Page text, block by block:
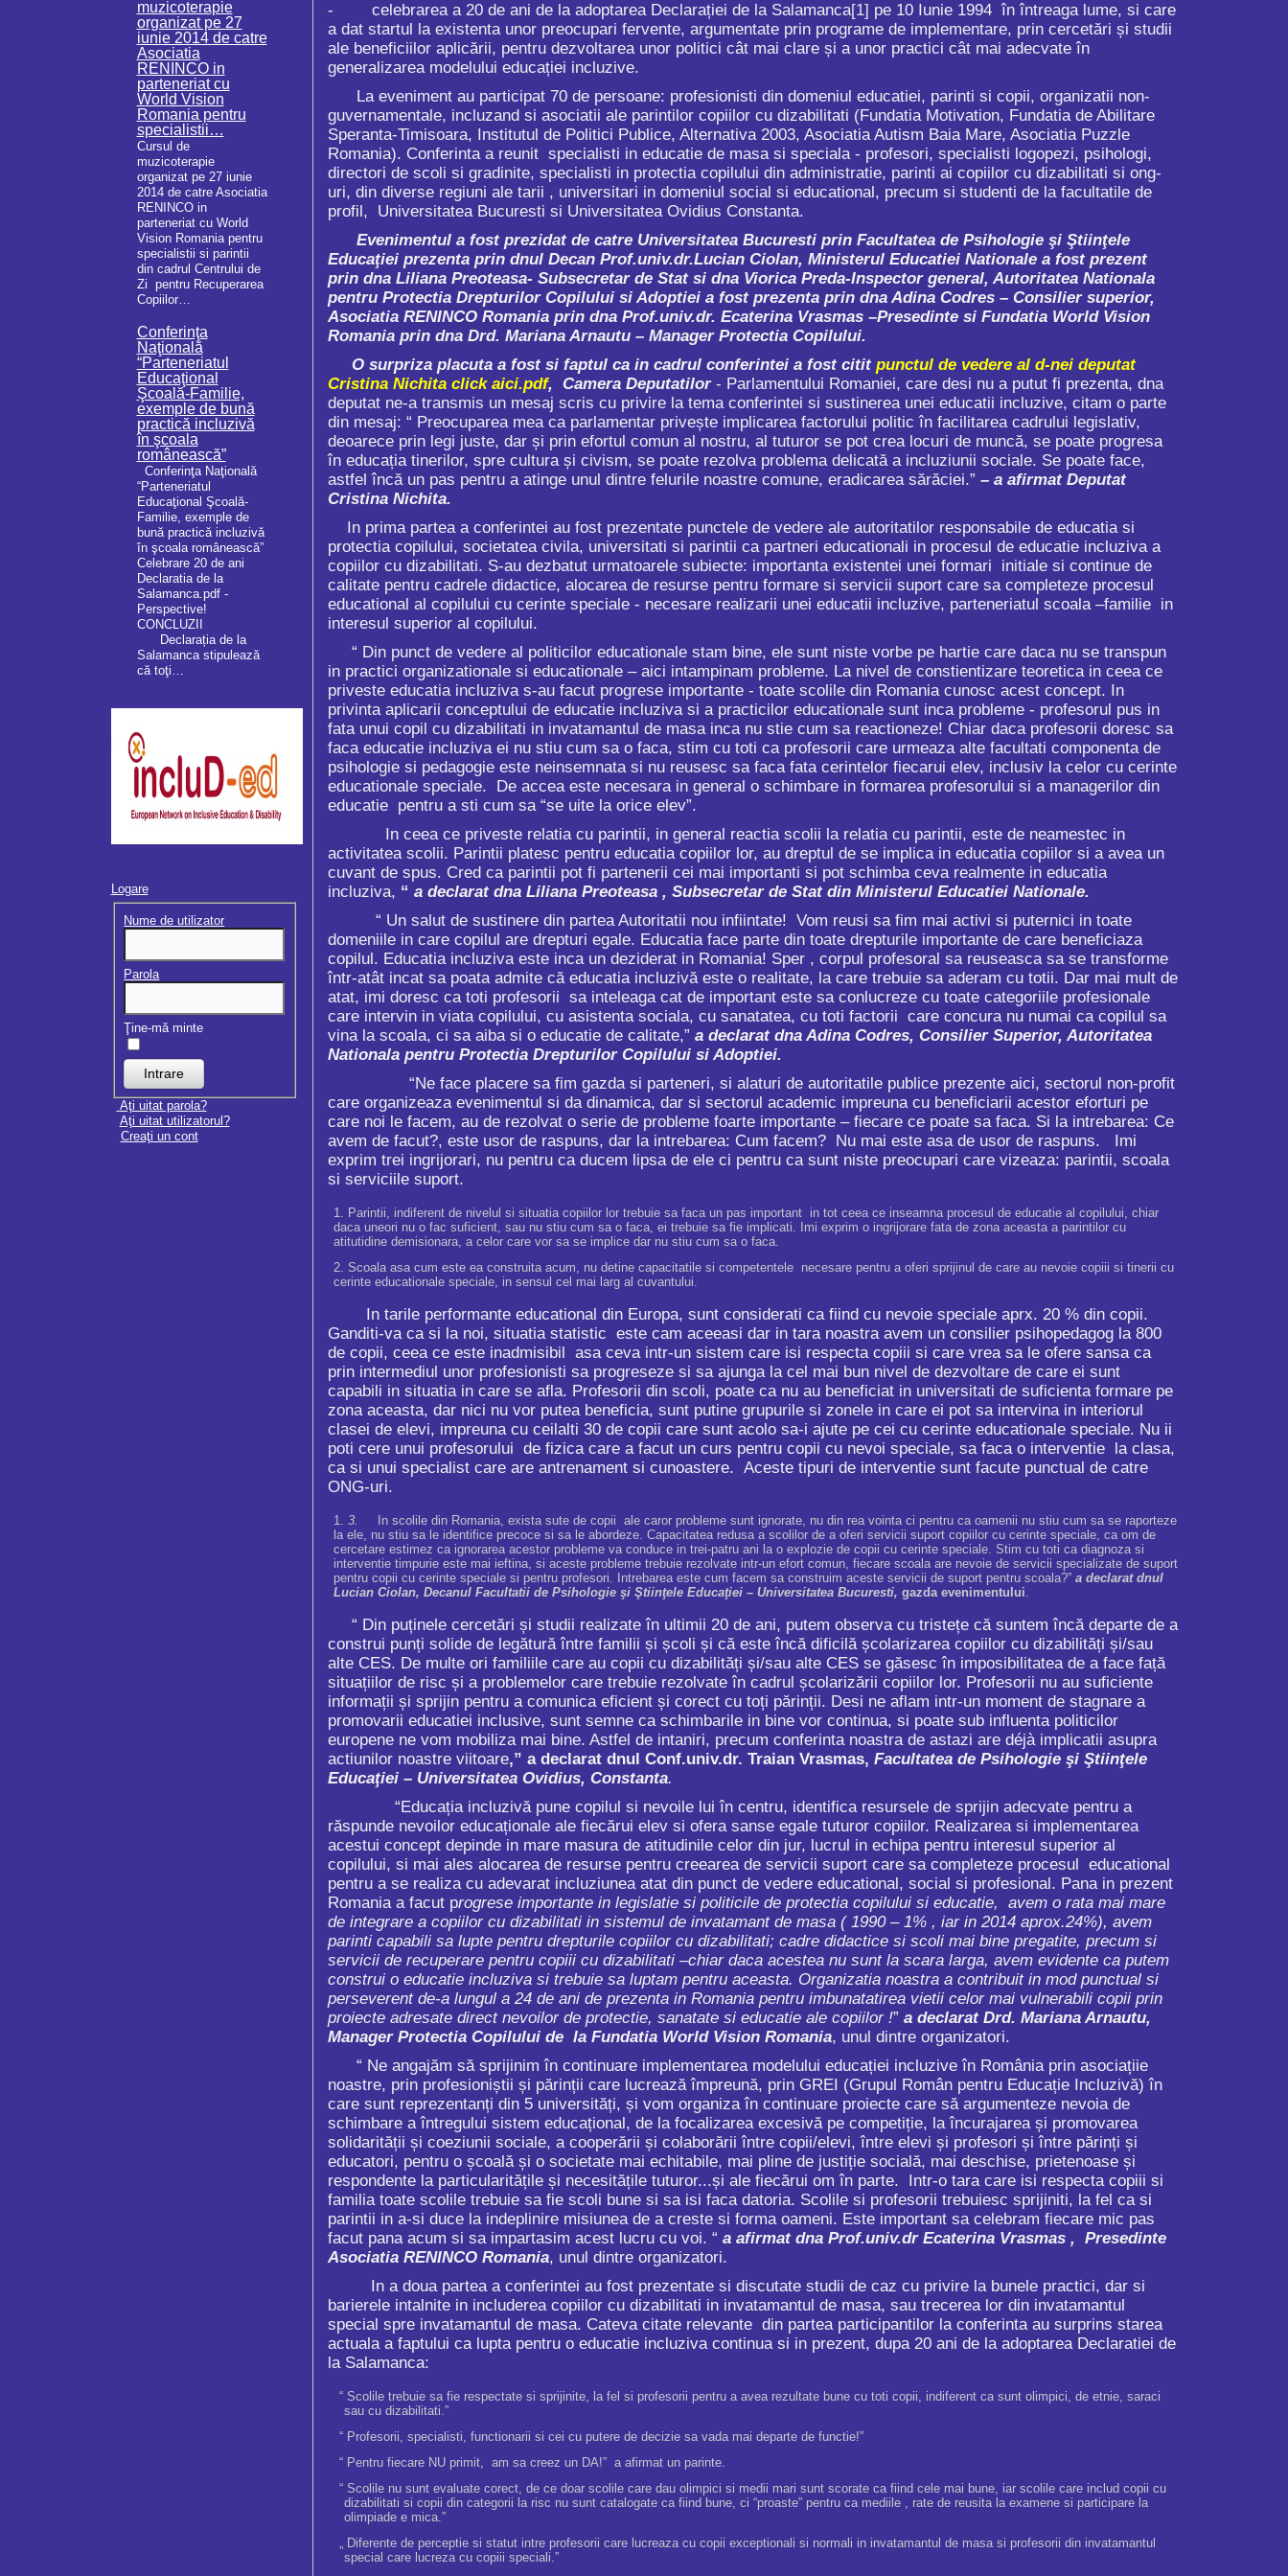
muzicoterapie
organizat pe 27
iunie 2014 de catre
Asociatia
RENINCO in
parteneriat cu
World Vision
Romania pentru
specialistii…
Cursul de
muzicoterapie
organizat pe 27 iunie
2014 de catre Asociatia
RENINCO in
parteneriat cu World
Vision Romania pentru
specialistii si parintii
din cadrul Centrului de
Zi pentru Recuperarea
Copiilor…
Conferinţa
Naţională
“Parteneriatul
Educaţional
Şcoală-Familie,
exemple de bună
practică incluzivă
în şcoala
românească”
Conferinţa Naţională
“Parteneriatul
Educaţional Şcoală-
Familie, exemple de
bună practică incluzivă
în şcoala românească”
Celebrare 20 de ani
Declaratia de la
Salamanca.pdf -
Perspective!
CONCLUZII
Declarația de la
Salamanca stipulează
că toţi…
Logare
Nume de utilizator
Parola
Ţine-mă minte
Aţi uitat parola?
Aţi uitat utilizatorul?
Creaţi un cont
- celebrarea a 20 de ani de la adoptarea Declarației de la Salamanca[1] pe 10 Iunie 1994 în întreaga lume, si care
a dat startul la existenta unor preocupari fervente, argumentate prin programe de implementare, prin cercetări și studii
ale beneficiilor aplicării, pentru dezvoltarea unor politici cât mai clare și a unor practici cât mai adecvate în
generalizarea modelului educației incluzive.
La eveniment au participat 70 de persoane: profesionisti din domeniul educatiei, parinti si copii, organizatii non-
guvernamentale, incluzand si asociatii ale parintilor copiilor cu dizabilitati (Fundatia Motivation, Fundatia de Abilitare
Speranta-Timisoara, Institutul de Politici Publice, Alternativa 2003, Asociatia Autism Baia Mare, Asociatia Puzzle
Romania). Conferinta a reunit specialisti in educatie de masa si speciala - profesori, specialisti logopezi, psihologi,
directori de scoli si gradinite, specialisti in protectia copilului din administratie, parinti ai copiilor cu dizabilitati si ong-
uri, din diverse regiuni ale tarii , universitari in domeniul social si educational, precum si studenti de la facultatile de
profil, Universitatea Bucuresti si Universitatea Ovidius Constanta.
Evenimentul a fost prezidat de catre Universitatea Bucuresti prin Facultatea de Psihologie şi Ştiinţele
Educaţiei prezenta prin dnul Decan Prof.univ.dr.Lucian Ciolan, Ministerul Educatiei Nationale a fost prezent
prin dna Liliana Preoteasa- Subsecretar de Stat si dna Viorica Preda-Inspector general, Autoritatea Nationala
pentru Protectia Drepturilor Copilului si Adoptiei a fost prezenta prin dna Adina Codres – Consilier superior,
Asociatia RENINCO Romania prin dna Prof.univ.dr. Ecaterina Vrasmas –Presedinte si Fundatia World Vision
Romania prin dna Drd. Mariana Arnautu – Manager Protectia Copilului.
O surpriza placuta a fost si faptul ca in cadrul conferintei a fost citit punctul de vedere al d-nei deputat
Cristina Nichita click aici.pdf, Camera Deputatilor- Parlamentului Romaniei, care desi nu a putut fi prezenta, dna
deputat ne-a transmis un mesaj scris cu privire la tema conferintei si sustinerea unei educatii incluzive, citam o parte
din mesaj: “ Preocuparea mea ca parlamentar privește implicarea factorului politic în facilitarea cadrului legislativ,
deoarece prin legi juste, dar și prin efortul comun al nostru, al tuturor se pot crea locuri de muncă, se poate progresa
în educația tinerilor, spre cultura și civism, se poate rezolva problema delicată a incluziunii sociale. Se poate face,
astfel încă un pas pentru a atinge unul dintre felurile noastre comune, eradicarea sărăciei.” – a afirmat Deputat
Cristina Nichita.
In prima partea a conferintei au fost prezentate punctele de vedere ale autoritatilor responsabile de educatia si
protectia copilului, societatea civila, universitati si parintii ca partneri educationali in procesul de educatie incluziva a
copiilor cu dizabilitati. S-au dezbatut urmatoarele subiecte: importanta existentei unei formari initiale si continue de
calitate pentru cadrele didactice, alocarea de resurse pentru formare si servicii suport care sa completeze procesul
educational al copilului cu cerinte speciale - necesare realizarii unei educatii incluzive, parteneriatul scoala –familie in
interesul superior al copilului.
“ Din punct de vedere al politicilor educationale stam bine, ele sunt niste vorbe pe hartie care daca nu se transpun
in practici organizationale si educationale – aici intampinam probleme. La nivel de constientizare teoretica in ceea ce
priveste educatia incluziva s-au facut progrese importante - toate scolile din Romania cunosc acest concept. In
privinta aplicarii conceptului de educatie incluziva si a practicilor educationale sunt inca probleme - profesorul pus in
fata unui copil cu dizabilitati in invatamantul de masa inca nu stie cum sa reactioneze! Chiar daca profesorii doresc sa
faca educatie incluziva ei nu stiu cum sa o faca, stim cu toti ca profesorii care urmeaza alte facultati componenta de
psihologie si pedagogie este neinsemnata si nu reusesc sa faca fata cerintelor fiecarui elev, inclusiv la celor cu cerinte
educationale speciale. De accea este necesara in general o schimbare in formarea profesorului si a managerilor din
educatie pentru a sti cum sa “se uite la orice elev”.
In ceea ce priveste relatia cu parintii, in general reactia scolii la relatia cu parintii, este de neamestec in
activitatea scolii. Parintii platesc pentru educatia copiilor lor, au dreptul de se implica in educatia copiilor si a avea un
cuvant de spus. Cred ca parintii pot fi partenerii cei mai importanti si pot schimba ceva realmente in educatia
incluziva, “ a declarat dna Liliana Preoteasa , Subsecretar de Stat din Ministerul Educatiei Nationale.
“ Un salut de sustinere din partea Autoritatii nou infiintate! Vom reusi sa fim mai activi si puternici in toate
domeniile in care copilul are drepturi egale. Educatia face parte din toate drepturile importante de care beneficiaza
copilul. Educatia incluziva este inca un deziderat in Romania! Sper , corpul profesoral sa reuseasca sa se transforme
într-atât incat sa poata admite că educatia incluzivă este o realitate, la care trebuie sa aderam cu totii. Dar mai mult de
atat, imi doresc ca toti profesorii sa inteleaga cat de important este sa conlucreze cu toate categoriile profesionale
care intervin in viata copilului, cu asistenta sociala, cu sanatatea, cu toti factorii care concura nu numai ca copilul sa
vina la scoala, ci sa aiba si o educatie de calitate,” a declarat dna Adina Codres, Consilier Superior, Autoritatea
Nationala pentru Protectia Drepturilor Copilului si Adoptiei.
“Ne face placere sa fim gazda si parteneri, si alaturi de autoritatile publice prezente aici, sectorul non-profit
care organizeaza evenimentul si da dinamica, dar si sectorul academic impreuna cu beneficiarii acestor eforturi pe
care noi le facem, au de rezolvat o serie de probleme foarte importante – fiecare ce poate sa faca. Si la intrebarea: Ce
avem de facut?, este usor de raspuns, dar la intrebarea: Cum facem? Nu mai este asa de usor de raspuns. Imi
exprim trei ingrijorari, nu pentru ca ducem lipsa de ele ci pentru ca sunt niste preocupari care vizeaza: parintii, scoala
si serviciile suport.
Parintii, indiferent de nivelul si situatia copiilor lor trebuie sa faca un pas important in tot ceea ce inseamna procesul de educatie al copilului, chiar
daca uneori nu o fac suficient, sau nu stiu cum sa o faca, ei trebuie sa fie implicati. Imi exprim o ingrijorare fata de zona aceasta a parintilor cu
atitutidine demisionara, a celor care vor sa se implice dar nu stiu cum sa o faca.
Scoala asa cum este ea construita acum, nu detine capacitatile si competentele necesare pentru a oferi sprijinul de care au nevoie copiii si tinerii cu
cerinte educationale speciale, in sensul cel mai larg al cuvantului.
In tarile performante educational din Europa, sunt considerati ca fiind cu nevoie speciale aprx. 20 % din copii.
Ganditi-va ca si la noi, situatia statistic este cam aceeasi dar in tara noastra avem un consilier psihopedagog la 800
de copii, ceea ce este inadmisibil asa ceva intr-un sistem care isi respecta copiii si care vrea sa le ofere sansa ca
prin intermediul unor profesionisti sa progreseze si sa ajunga la cel mai bun nivel de dezvoltare de care ei sunt
capabili in situatia in care se afla. Profesorii din scoli, poate ca nu au beneficiat in universitati de suficienta formare pe
zona aceasta, dar nici nu vor putea beneficia, sunt putine grupurile si zonele in care ei pot sa intervina in interiorul
clasei de elevi, impreuna cu ceilalti 30 de copii care sunt acolo sa-i ajute pe cei cu cerinte educationale speciale. Nu ii
poti cere unui profesorului de fizica care a facut un curs pentru copii cu nevoi speciale, sa faca o interventie la clasa,
ca si unui specialist care are antrenament si cunoastere. Aceste tipuri de interventie sunt facute punctual de catre
ONG-uri.
3. In scolile din Romania, exista sute de copii ale caror probleme sunt ignorate, nu din rea vointa ci pentru ca oamenii nu stiu cum sa se raporteze
la ele, nu stiu sa le identifice precoce si sa le abordeze. Capacitatea redusa a scolilor de a oferi servicii suport copiilor cu cerinte speciale, ca om de
cercetare estimez ca ignorarea acestor probleme va conduce in trei-patru ani la o explozie de copii cu cerinte speciale. Stim cu toti ca diagnoza si
interventie timpurie este mai ieftina, si aceste probleme trebuie rezolvate intr-un efort comun, fiecare scoala are nevoie de servicii specializate de suport
pentru copii cu cerinte speciale si pentru profesori. Intrebarea este cum facem sa construim aceste servicii de suport pentru scoala?” a declarat dnul
Lucian Ciolan, Decanul Facultatii de Psihologie şi Ştiinţele Educaţiei – Universitatea Bucuresti, gazda evenimentului
“ Din puținele cercetări și studii realizate în ultimii 20 de ani, putem observa cu tristețe că suntem încă departe de a
construi punți solide de legătură între familii și școli și că este încă dificilă școlarizarea copiilor cu dizabilități și/sau
alte CES. De multe ori familiile care au copii cu dizabilități și/sau alte CES se găsesc în imposibilitatea de a face față
situațiilor de risc și a problemelor care trebuie rezolvate în cadrul școlarizării copiilor lor. Profesorii nu au suficiente
informații și sprijin pentru a comunica eficient și corect cu toți părinții. Desi ne aflam intr-un moment de stagnare a
promovarii educatiei inclusive, sunt semne ca schimbarile in bine vor continua, si poate sub influenta politicilor
europene ne vom mobiliza mai bine. Astfel de intaniri, precum conferinta noastra de astazi are déjà implicatii asupra
actiunilor noastre viitoare,” a declarat dnul Conf.univ.dr. Traian Vrasmas, Facultatea de Psihologie şi Ştiinţele
Educaţiei– Universitatea Ovidius, Constanta.
“Educația incluzivă pune copilul si nevoile lui în centru, identifica resursele de sprijin adecvate pentru a
răspunde nevoilor educaționale ale fiecărui elev si ofera sanse egale tuturor copiilor. Realizarea si implementarea
acestui concept depinde in mare masura de atitudinile celor din jur, lucrul in echipa pentru interesul superior al
copilului, si mai ales alocarea de resurse pentru creearea de servicii suport care sa completeze procesul educational
pentru a se realiza cu adevarat incluziunea atat din punct de vedere educational, social si profesional. Pana in prezent
Romania a facut progrese importante in legislatie si politicile de protectia copilului si educatie, avem o rata mai mare
de integrare a copiilor cu dizabilitati in sistemul de invatamant de masa ( 1990 – 1% , iar in 2014 aprox.24%), avem
parinti capabili sa lupte pentru drepturile copiilor cu dizabilitati; cadre didactice si scoli mai bine pregatite, precum si
servicii de recuperare pentru copiii cu dizabilitati –chiar daca acestea nu sunt la scara larga, avem evidente ca putem
construi o educatie incluziva si trebuie sa luptam pentru aceasta. Organizatia noastra a contribuit in mod punctual si
perseverent de-a lungul a 24 de ani de prezenta in Romania pentru imbunatatirea vietii celor mai vulnerabili copii prin
proiecte adresate direct nevoilor de protectie, sanatate si educatie ale copiilor !” a declarat Drd. Mariana Arnautu,
Manager Protectia Copilului de la Fundatia World Vision Romania, unul dintre organizatori.
“ Ne angajăm să sprijinim în continuare implementarea modelului educației incluzive în România prin asociațiie
noastre, prin profesioniștii și părinții care lucrează împreună, prin GREI (Grupul Român pentru Educație Incluzivă) în
care sunt reprezentanți din 5 universități, și vom organiza în continuare proiecte care să argumenteze nevoia de
schimbare a întregului sistem educațional, de la focalizarea excesivă pe competiție, la încurajarea și promovarea
solidarității și coeziunii sociale, a cooperării și colaborării între copii/elevi, între elevi și profesori și între părinți și
educatori, pentru o școală și o societate mai echitabile, mai pline de justiție socială, mai deschise, prietenoase și
respondente la particularitățile și necesitățile tuturor...și ale fiecărui om în parte. Intr-o tara care isi respecta copiii si
familia toate scolile trebuie sa fie scoli bune si sa isi faca datoria. Scolile si profesorii trebuiesc sprijiniti, la fel ca si
parintii in a-si duce la indeplinire misiunea de a creste si forma oameni. Este important sa celebram fiecare mic pas
facut pana acum si sa impartasim acest lucru cu voi. “ a afirmat dna Prof.univ.dr Ecaterina Vrasmas , Presedinte
Asociatia RENINCO Romania, unul dintre organizatori.
In a doua partea a conferintei au fost prezentate si discutate studii de caz cu privire la bunele practici, dar si
barierele intalnite in includerea copiilor cu dizabilitati in invatamantul de masa, sau trecerea lor din invatamantul
special spre invatamantul de masa. Cateva citate relevante din partea participantilor la conferinta au surprins starea
actuala a faptului ca lupta pentru o educatie incluziva continua si in prezent, dupa 20 ani de la adoptarea Declaratiei de
la Salamanca:
“ Scolile trebuie sa fie respectate si sprijinite, la fel si profesorii pentru a avea rezultate bune cu toti copii, indiferent ca sunt olimpici, de etnie, saraci
sau cu dizabilitati.”
“ Profesorii, specialisti, functionarii si cei cu putere de decizie sa vada mai departe de functie!”
“ Pentru fiecare NU primit, am sa creez un DA!” a afirmat un parinte.
“ Scolile nu sunt evaluate corect, de ce doar scolile care dau olimpici si medii mari sunt scorate ca fiind cele mai bune, iar scolile care includ copii cu
dizabilitati si copii din categorii la risc nu sunt catalogate ca fiind bune, ci “proaste” pentru ca mediile , rate de reusita la examene si participare la
olimpiade e mica.”
„ Diferente de perceptie si statut intre profesorii care lucreaza cu copii exceptionali si normali in invatamantul de masa si profesorii din invatamantul
special care lucreza cu copiii speciali.”